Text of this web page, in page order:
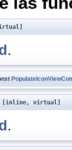
.
[inline, virtual]
.